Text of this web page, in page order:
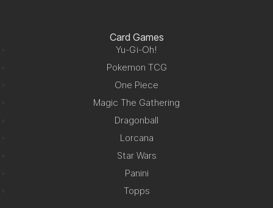
Card Games
Yu-Gi-Oh!
Pokemon TCG
One Piece
Magic The Gathering
Dragonball
Lorcana
Star Wars
Panini
Topps